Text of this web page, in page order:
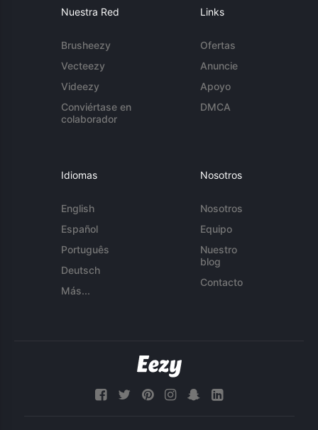
Nuestra Red
Brusheezy
Vecteezy
Videezy
Conviértase en
colaborador
Links
Ofertas
Anuncie
Apoyo
DMCA
Idiomas
English
Español
Português
Deutsch
Más...
Nosotros
Nosotros
Equipo
Nuestro
blog
Contacto